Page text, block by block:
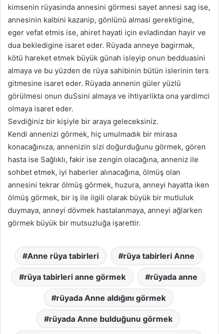
kimsenin rüyasinda annesini görmesi sayet annesi sag ise,
annesinin kalbini kazanip, gönlünü almasi gerektigine,
eger vefat etmis ise, ahiret hayati için evladindan hayir ve
dua bekledigine isaret eder. Rüyada anneye bagirmak,
kötü hareket etmek büyük günah isleyip onun bedduasini
almaya ve bu yüzden de rüya sahibinin bütün islerinin ters
gitmesine isaret eder. Rüyada annenin güler yüzlü
görülmesi onun duSsini almaya ve ihtiyarlikta ona yardimci
olmaya isaret eder.
Sevdiğiniz bir kişiyle bir araya geleceksiniz.
Kendi annenizi görmek, hiç umulmadık bir mirasa
konacağınıza, annenizin sizi doğurduğunu görmek, gören
hasta ise Sağlıklı, fakir ise zengin olacağına, anneniz ile
sohbet etmek, iyi haberler alınacağına, ölmüş olan
annesini tekrar ölmüş görmek, huzura, anneyi hayatta iken
ölmüş görmek, bir iş ile ilgili olarak büyük bir mutluluk
duymaya, anneyi dövmek hastalanmaya, anneyi ağlarken
görmek büyük bir mutsuzluğa işarettir.
Anne rüya tabirleri rüya tabirleri Anne
rüya tabirleri anne görmek rüyada anne
rüyada Anne aldığını görmek
rüyada Anne bulduğunu görmek